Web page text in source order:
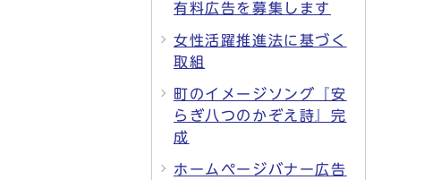
有料広告を募集します
女性活躍推進法に基づく
取組
町のイメージソング『安
らぎ八つのかぞえ詩』完
成
ホームページバナー広告